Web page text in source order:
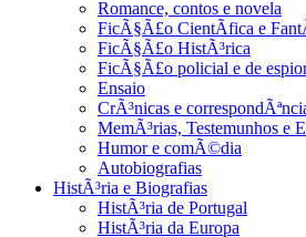
Romance, contos e novela
FicÃ§Ã£o CientÃ­fica e
FicÃ§Ã£o HistÃ³rica
FicÃ§Ã£o policial e de
Ensaio
CrÃ³nicas e
MemÃ³rias, Testemunhos e
Humor e comÃ©dia
Autobiografias
HistÃ³ria e Biografias
HistÃ³ria de Portugal
HistÃ³ria da Europa